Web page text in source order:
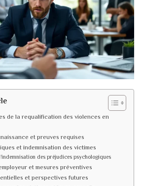
de la requalification des violences en
et preuves requises
et indemnisation des victimes
des préjudices psychologiques
et mesures préventives
et perspectives futures